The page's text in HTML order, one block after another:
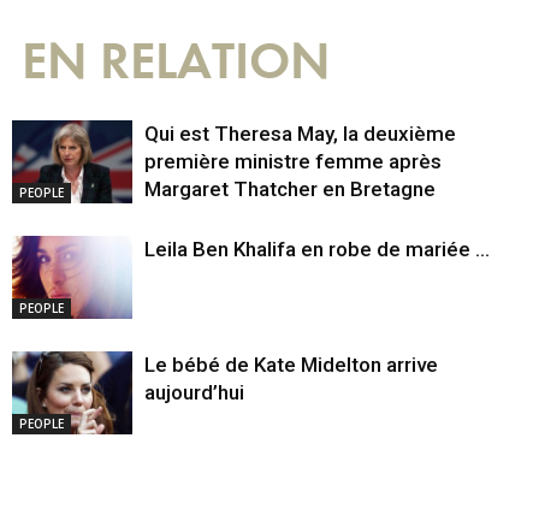
EN RELATION
PEOPLE
Qui est Theresa May, la deuxième
première ministre femme après
Margaret Thatcher en Bretagne
PEOPLE
Leila Ben Khalifa en robe de mariée …
PEOPLE
Le bébé de Kate Midelton arrive
aujourd’hui